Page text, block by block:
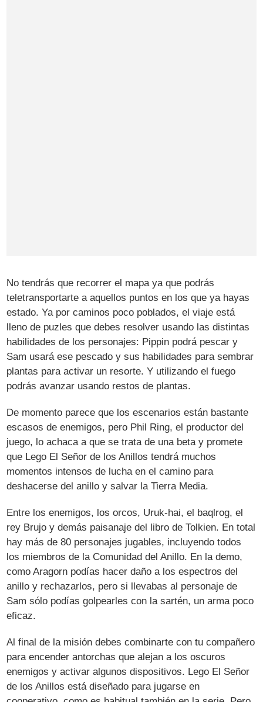
No tendrás que recorrer el mapa ya que podrás
teletransportarte a aquellos puntos en los que ya hayas
estado. Ya por caminos poco poblados, el viaje está
lleno de puzles que debes resolver usando las distintas
habilidades de los personajes: Pippin podrá pescar y
Sam usará ese pescado y sus habilidades para sembrar
plantas para activar un resorte. Y utilizando el fuego
podrás avanzar usando restos de plantas.
De momento parece que los escenarios están bastante
escasos de enemigos, pero Phil Ring, el productor del
juego, lo achaca a que se trata de una beta y promete
que Lego El Señor de los Anillos tendrá muchos
momentos intensos de lucha en el camino para
deshacerse del anillo y salvar la Tierra Media.
Entre los enemigos, los orcos, Uruk-hai, el baqlrog, el
rey Brujo y demás paisanaje del libro de Tolkien. En total
hay más de 80 personajes jugables, incluyendo todos
los miembros de la Comunidad del Anillo. En la demo,
como Aragorn podías hacer daño a los espectros del
anillo y rechazarlos, pero si llevabas al personaje de
Sam sólo podías golpearles con la sartén, un arma poco
eficaz.
Al final de la misión debes combinarte con tu compañero
para encender antorchas que alejan a los oscuros
enemigos y activar algunos dispositivos. Lego El Señor
de los Anillos está diseñado para jugarse en